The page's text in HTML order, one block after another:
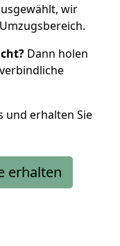
wir
Dann holen
und erhalten Sie
erhalten